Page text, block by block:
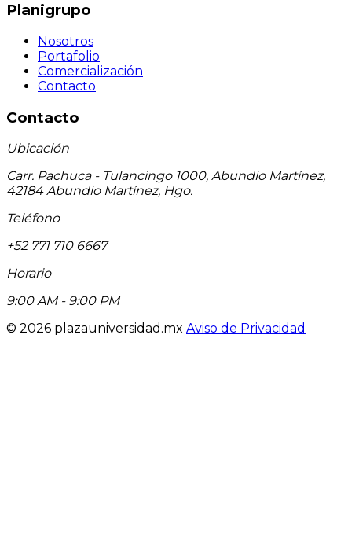
Planigrupo
Nosotros
Portafolio
Comercialización
Contacto
Contacto
Ubicación
Carr. Pachuca - Tulancingo 1000, Abundio Martínez,
42184 Abundio Martínez, Hgo.
Teléfono
+52 771 710 6667
Horario
9:00 AM - 9:00 PM
© 2026 plazauniversidad.mx Aviso de Privacidad